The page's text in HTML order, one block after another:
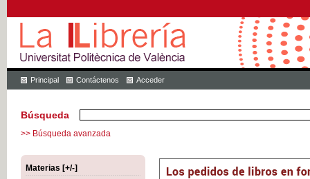
Principal Contáctenos Acceder
Búsqueda
>> Búsqueda avanzada
Materias [+/-]